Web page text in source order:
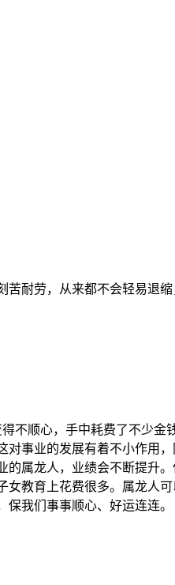
劳，从来都不会轻易退缩
顺心，手中耗费了不少金
事业的发展有着不小作用
属龙人，业绩会不断提升
教育上花费很多。属龙人
我们事事顺心、好运连连。